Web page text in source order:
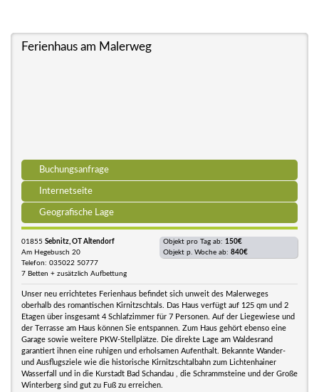
Ferienhaus am Malerweg
Buchungsanfrage
Internetseite
Geografische Lage
01855 Sebnitz, OT Altendorf
Am Hegebusch 20
Telefon: 035022 50777
7 Betten + zusätzlich Aufbettung
Objekt pro Tag ab: 150€
Objekt p. Woche ab: 840€
Unser neu errichtetes Ferienhaus befindet sich unweit des Malerweges
oberhalb des romantischen Kirnitzschtals. Das Haus verfügt auf 125 qm und 2
Etagen über insgesamt 4 Schlafzimmer für 7 Personen. Auf der Liegewiese und
der Terrasse am Haus können Sie entspannen. Zum Haus gehört ebenso eine
Garage sowie weitere PKW-Stellplätze. Die direkte Lage am Waldesrand
garantiert ihnen eine ruhigen und erholsamen Aufenthalt. Bekannte Wander-
und Ausflugsziele wie die historische Kirnitzschtalbahn zum Lichtenhainer
Wasserfall und in die Kurstadt Bad Schandau , die Schrammsteine und der Große
Winterberg sind gut zu Fuß zu erreichen.